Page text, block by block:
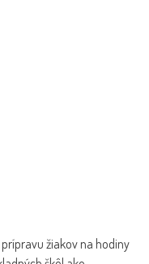
žiakov na hodiny